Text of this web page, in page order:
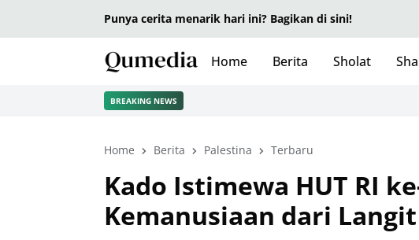
Punya cerita menarik hari ini? Bagikan di sini!
Home Berita Sholat
BREAKING NEWS
Home Berita Palestina Terbaru
Kado Istimewa HUT RI
Kemanusiaan dari Langit